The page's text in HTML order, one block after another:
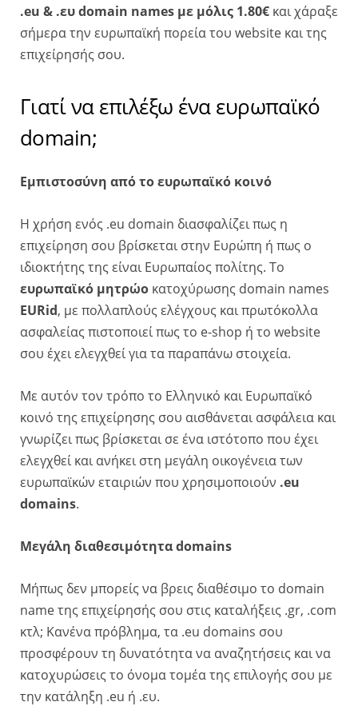
.eu & .ευ domain names με μόλις 1.80€ και χάραξε
σήμερα την ευρωπαϊκή πορεία του website και της
επιχείρησής σου.
Γιατί να επιλέξω ένα ευρωπαϊκό
domain;
Εμπιστοσύνη από το ευρωπαϊκό κοινό
Η χρήση ενός .eu domain διασφαλίζει πως η
επιχείρηση σου βρίσκεται στην Ευρώπη ή πως ο
ιδιοκτήτης της είναι Ευρωπαίος πoλίτης. Το
ευρωπαϊκό μητρώο κατοχύρωσης domain names
EURid, με πολλαπλούς ελέγχους και πρωτόκολλα
ασφαλείας πιστοποιεί πως το e-shop ή το website
σου έχει ελεγχθεί για τα παραπάνω στοιχεία.
Με αυτόν τον τρόπο το Ελληνικό και Ευρωπαϊκό
κοινό της επιχείρησης σου αισθάνεται ασφάλεια και
γνωρίζει πως βρίσκεται σε ένα ιστότοπο που έχει
ελεγχθεί και ανήκει στη μεγάλη οικογένεια των
ευρωπαϊκών εταιριών που χρησιμοποιούν .eu
domains.
Μεγάλη διαθεσιμότητα domains
Μήπως δεν μπορείς να βρεις διαθέσιμο το domain
name της επιχείρησής σου στις καταλήξεις .gr, .com
κτλ; Κανένα πρόβλημα, τα .eu domains σου
προσφέρουν τη δυνατότητα να αναζητήσεις και να
κατοχυρώσεις το όνομα τομέα της επιλογής σου με
την κατάληξη .eu ή .ευ.